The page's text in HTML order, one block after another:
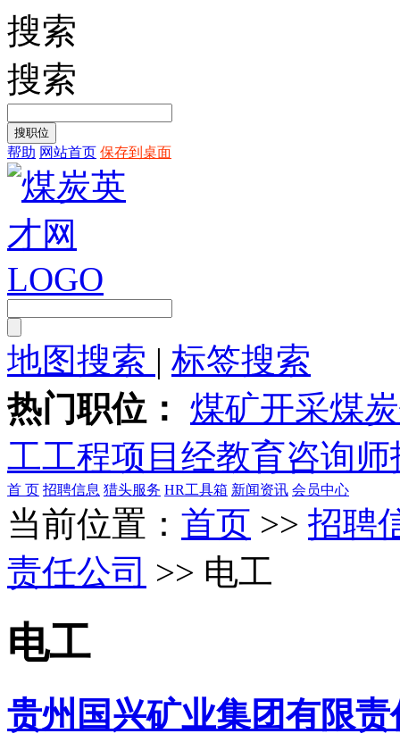
搜索
搜索
帮助 网站首页 保存到桌面
地图搜索 | 标签搜索
热门职位： 煤矿开采煤
工工程项目经教育咨询师
首 页 招聘信息 猎头服务 HR工具箱 新闻资讯 会员中心
当前位置： 首页 >> 招聘
责任公司 >> 电工
电工
贵州国兴矿业集团有限责